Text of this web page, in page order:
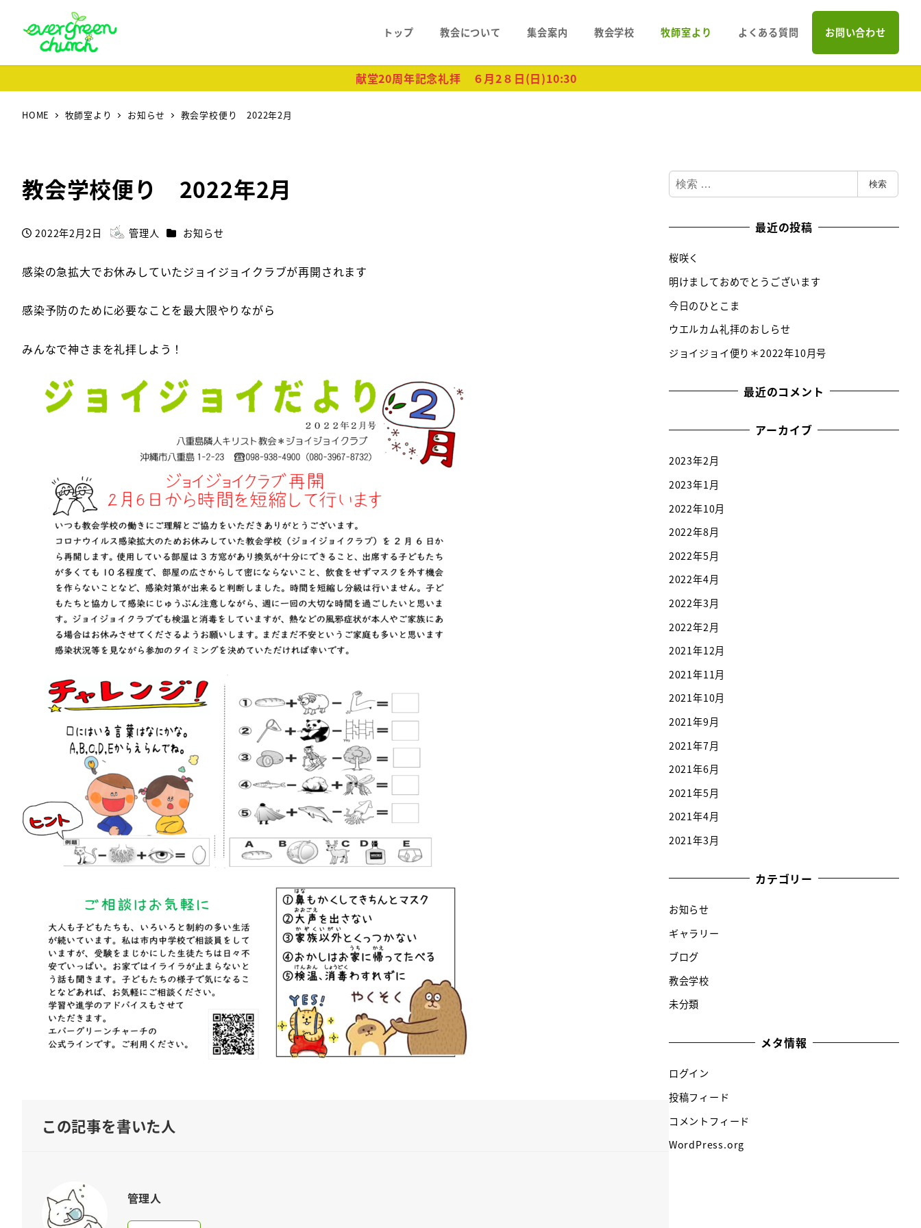
トップ 教会について 集会案内 教会学校 牧師室より よくある質問 お問い合わせ
献堂20周年記念礼拝 ６月2８日(日)10:30
HOME 牧師室より お知らせ 教会学校便り 2022年2月
教会学校便り 2022年2月
投稿日
2022年2月2日
著
管理人 カテゴリー
お知らせ
感染の急拡大でお休みしていたジョイジョイクラブが再開されます
感染予防のために必要なことを最大限やりながら
みんなで神さまを礼拝しよう！
この記事を書いた人
管理人
検
索
検索
最近の投稿
桜咲く
明けましておめでとうございます
今日のひとこま
ウエルカム礼拝のおしらせ
ジョイジョイ便り＊2022年10月号
最近のコメント
アーカイブ
2023年2月
2023年1月
2022年10月
2022年8月
2022年5月
2022年4月
2022年3月
2022年2月
2021年12月
2021年11月
2021年10月
2021年9月
2021年7月
2021年6月
2021年5月
2021年4月
2021年3月
カテゴリー
お知らせ
ギャラリー
ブログ
教会学校
未分類
メタ情報
ログイン
投稿フィード
コメントフィード
WordPress.org